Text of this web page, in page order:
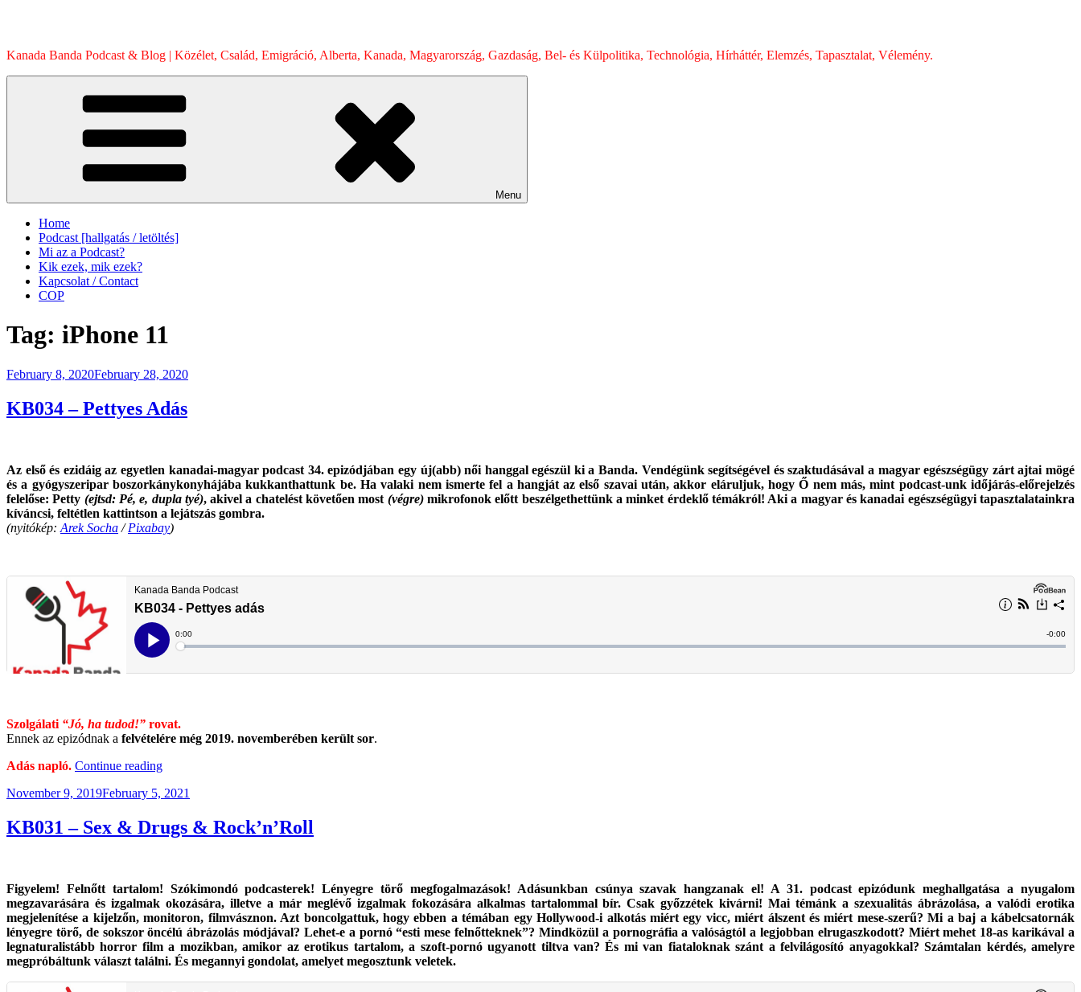
Kanada Banda Podcast & Blog | Közélet, Család, Emigráció, Alberta, Kanada, Magyarország, Gazdaság, Bel- és Külpolitika, Technológia, Hírháttér, Elemzés, Tapasztalat, Vélemény.
Menu
Home
Podcast [hallgatás / letöltés]
Mi az a Podcast?
Kik ezek, mik ezek?
Kapcsolat / Contact
COP
Tag: iPhone 11
Posted
February 8, 2020February 28, 2020
KB034 – Pettyes Adás
Az első és ezidáig az egyetlen kanadai-magyar podcast 34. epizódjában egy új(abb) női hanggal egészül ki a Banda. Vendégünk segítségével és szaktudásával a magyar egészségügy zárt ajtai mögé
és a gyógyszeripar boszorkánykonyhájába kukkanthattunk be. Ha valaki nem ismerte fel a hangját az első szavai után, akkor eláruljuk, hogy Ő nem más, mint podcast-unk időjárás-előrejelzés
felelőse: Petty (ejtsd: Pé, e, dupla tyé), akivel a chatelést követően most (végre)mikrofonok előtt beszélgethettünk a minket érdeklő témákról! Aki a magyar és kanadai egészségügyi tapasztalatainkra
kíváncsi, feltétlen kattintson a lejátszás gombra.
(nyitókép: Arek Socha /Pixabay)
Szolgálati “Jó, ha tudod!” rovat.
Ennek az epizódnak a felvételére még 2019. novemberében került sor.
Adás napló. Continue reading“KB034
Pettyes
Posted
November 9, 2019February 5, 2021
KB031 – Sex & Drugs & Rock’n’Roll
Figyelem! Felnőtt tartalom! Szókimondó podcasterek! Lényegre törő megfogalmazások! Adásunkban csúnya szavak hangzanak el! A 31. podcast epizódunk meghallgatása a nyugalom
megzavarására és izgalmak okozására, illetve a már meglévő izgalmak fokozására alkalmas tartalommal bír. Csak győzzétek kivárni! Mai témánk a szexualitás ábrázolása, a valódi erotika
megjelenítése a kijelzőn, monitoron, filmvásznon. Azt boncolgattuk, hogy ebben a témában egy Hollywood-i alkotás miért egy vicc, miért álszent és miért mese-szerű? Mi a baj a kábelcsatornák
lényegre törő, de sokszor öncélú ábrázolás módjával? Lehet-e a pornó “esti mese felnőtteknek”? Mindközül a pornográfia a valóságtól a legjobban elrugaszkodott? Miért mehet 18-as karikával a
legnaturalistább horror film a mozikban, amikor az erotikus tartalom, a szoft-pornó ugyanott tiltva van? És mi van fiataloknak szánt a felvilágosító anyagokkal? Számtalan kérdés, amelyre
megpróbáltunk választ találni. És megannyi gondolat, amelyet megosztunk veletek.